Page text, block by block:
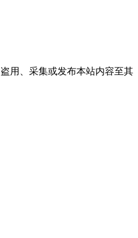
用、采集或发布本站内容至其